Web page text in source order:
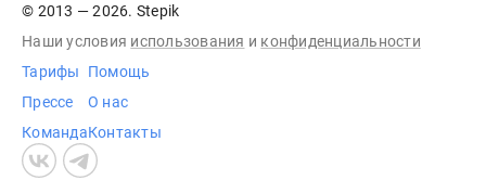
© 2013 — 2026. Stepik
Наши условия использования и конфиденциальности
Тарифы
Прессе
Команда
Помощь
О нас
Контакты